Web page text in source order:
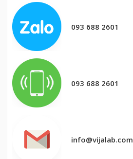
093 688 2601
093 688 2601
info@vijalab.com